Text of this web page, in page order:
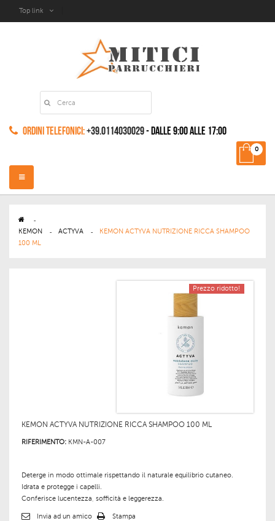
Top link
Ordini Telefonici:+39.0114030029- dalle 9:00 alle 17:00
0
Navigazione
Toggle
>
KEMON
> ACTYVA >
KEMON ACTYVA NUTRIZIONE RICCA SHAMPOO
100 ML
Prezzo ridotto!
KEMON ACTYVA NUTRIZIONE RICCA SHAMPOO 100 ML
RIFERIMENTO: KMN-A-007
Deterge in modo ottimale rispettando il naturale equilibrio cutaneo.
Idrata e protegge i capelli.
Conferisce lucentezza, sofficità e leggerezza.
Invia ad un amico Stampa